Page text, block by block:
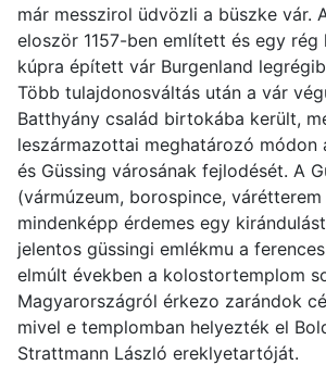
már messzirol üdvözli a büszke vár.
eloször 1157-ben említett és egy rég
kúpra épített vár Burgenland
Több tulajdonosváltás után a vár
Batthyány család birtokába került,
leszármazottai meghatározó
és Güssing városának fejlodését. A
(vármúzeum, borospince, várétterem
mindenképp érdemes egy
jelentos güssingi emlékmu a
elmúlt években a kolostortemplom
Magyarországról érkezo zarándok
mivel e templomban helyezték el
Strattmann László ereklyetartóját.